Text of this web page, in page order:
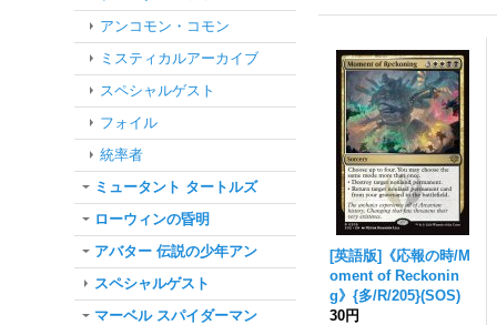
アンコモン・コモン
ミスティカルアーカイブ
スペシャルゲスト
フォイル
統率者
ミュータント タートルズ
ローウィンの昏明
アバター 伝説の少年アン
スペシャルゲスト
マーベル スパイダーマン
[英語版]《応報の時/M
oment of Reckonin
g》{多/R/205}(SOS)
30円